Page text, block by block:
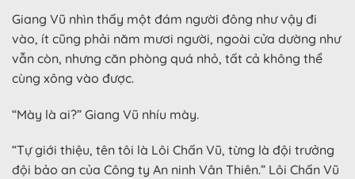
Giang Vũ nhìn thấy một đám người đông như vậy đi
vào, ít cũng phải năm mươi người, ngoài cửa dường như
vẫn còn, nhưng căn phòng quá nhỏ, tất cả không thể
cùng xông vào được.
“Mày là ai?” Giang Vũ nhíu mày.
“Tự giới thiệu, tên tôi là Lôi Chấn Vũ, từng là đội trưởng
đội bảo an của Công ty An ninh Vân Thiên.” Lôi Chấn Vũ